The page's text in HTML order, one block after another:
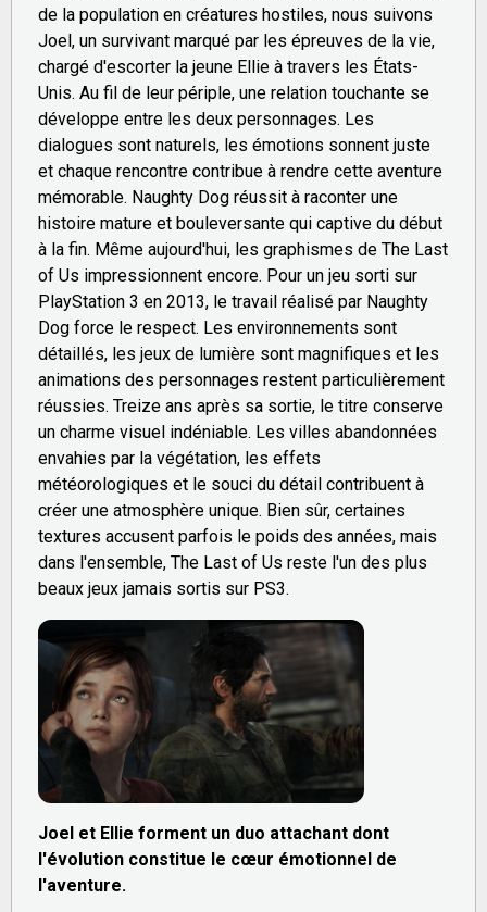
de la population en créatures hostiles, nous suivons
Joel, un survivant marqué par les épreuves de la vie,
chargé d'escorter la jeune Ellie à travers les États-
Unis. Au fil de leur périple, une relation touchante se
développe entre les deux personnages. Les
dialogues sont naturels, les émotions sonnent juste
et chaque rencontre contribue à rendre cette aventure
mémorable. Naughty Dog réussit à raconter une
histoire mature et bouleversante qui captive du début
à la fin. Même aujourd'hui, les graphismes de The Last
of Us impressionnent encore. Pour un jeu sorti sur
PlayStation 3 en 2013, le travail réalisé par Naughty
Dog force le respect. Les environnements sont
détaillés, les jeux de lumière sont magnifiques et les
animations des personnages restent particulièrement
réussies. Treize ans après sa sortie, le titre conserve
un charme visuel indéniable. Les villes abandonnées
envahies par la végétation, les effets
météorologiques et le souci du détail contribuent à
créer une atmosphère unique. Bien sûr, certaines
textures accusent parfois le poids des années, mais
dans l'ensemble, The Last of Us reste l'un des plus
beaux jeux jamais sortis sur PS3.
Joel et Ellie forment un duo attachant dont
l'évolution constitue le cœur émotionnel de
l'aventure.